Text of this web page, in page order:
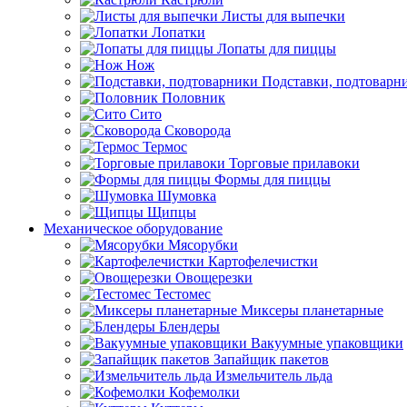
Листы для выпечки
Лопатки
Лопаты для пиццы
Нож
Подставки,
Половник
Сито
Сковорода
Термос
Торговые прилавоки
Формы для пиццы
Шумовка
Щипцы
Механическое оборудование
Мясорубки
Картофелечистки
Овощерезки
Тестомес
Миксеры планетарные
Блендеры
Вакуумные упаковщики
Запайщик пакетов
Измельчитель льда
Кофемолки